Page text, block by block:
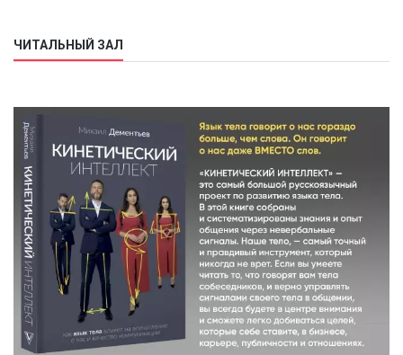
ЧИТАЛЬНЫЙ ЗАЛ